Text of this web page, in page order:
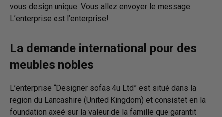
vous design unique. Vous allez envoyer le message:
L’enterprise est l’enterprise!
La demande international pour des
meubles nobles
L’enterprise “Designer sofas 4u Ltd” est situé dans la
region du Lancashire (United Kingdom) et consistet en la
foundation axeé sur la valeur de la famille que garantit